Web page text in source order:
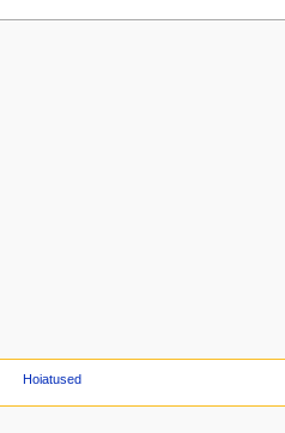
Hoiatused